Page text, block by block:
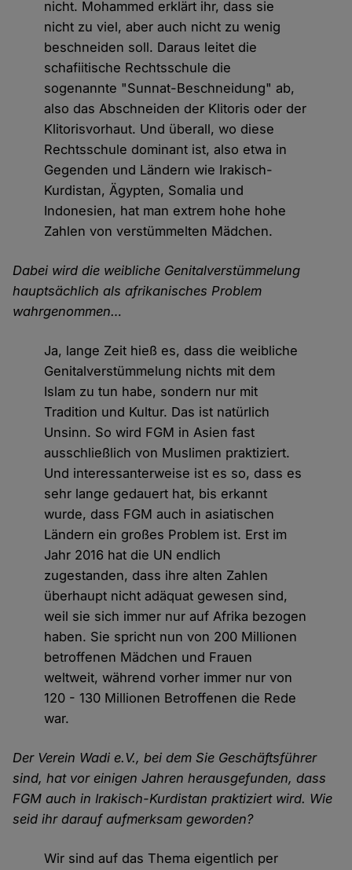
nicht. Mohammed erklärt ihr, dass sie
nicht zu viel, aber auch nicht zu wenig
beschneiden soll. Daraus leitet die
schafiitische Rechtsschule die
sogenannte "Sunnat-Beschneidung" ab,
also das Abschneiden der Klitoris oder der
Klitorisvorhaut. Und überall, wo diese
Rechtsschule dominant ist, also etwa in
Gegenden und Ländern wie Irakisch-
Kurdistan, Ägypten, Somalia und
Indonesien, hat man extrem hohe hohe
Zahlen von verstümmelten Mädchen.
Dabei wird die weibliche Genitalverstümmelung
hauptsächlich als afrikanisches Problem
wahrgenommen…
Ja, lange Zeit hieß es, dass die weibliche
Genitalverstümmelung nichts mit dem
Islam zu tun habe, sondern nur mit
Tradition und Kultur. Das ist natürlich
Unsinn. So wird FGM in Asien fast
ausschließlich von Muslimen praktiziert.
Und interessanterweise ist es so, dass es
sehr lange gedauert hat, bis erkannt
wurde, dass FGM auch in asiatischen
Ländern ein großes Problem ist. Erst im
Jahr 2016 hat die UN endlich
zugestanden, dass ihre alten Zahlen
überhaupt nicht adäquat gewesen sind,
weil sie sich immer nur auf Afrika bezogen
haben. Sie spricht nun von 200 Millionen
betroffenen Mädchen und Frauen
weltweit, während vorher immer nur von
120 - 130 Millionen Betroffenen die Rede
war.
Der Verein Wadi e.V., bei dem Sie Geschäftsführer
sind, hat vor einigen Jahren herausgefunden, dass
FGM auch in Irakisch-Kurdistan praktiziert wird. Wie
seid ihr darauf aufmerksam geworden?
Wir sind auf das Thema eigentlich per